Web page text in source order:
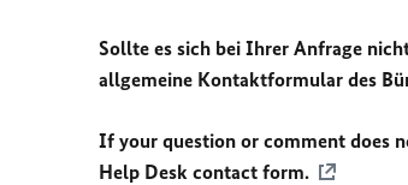
Sollte es sich bei Ihrer Anfrage
allgemeine Kontaktformular des
If your question or comment does
Help Desk contact form.